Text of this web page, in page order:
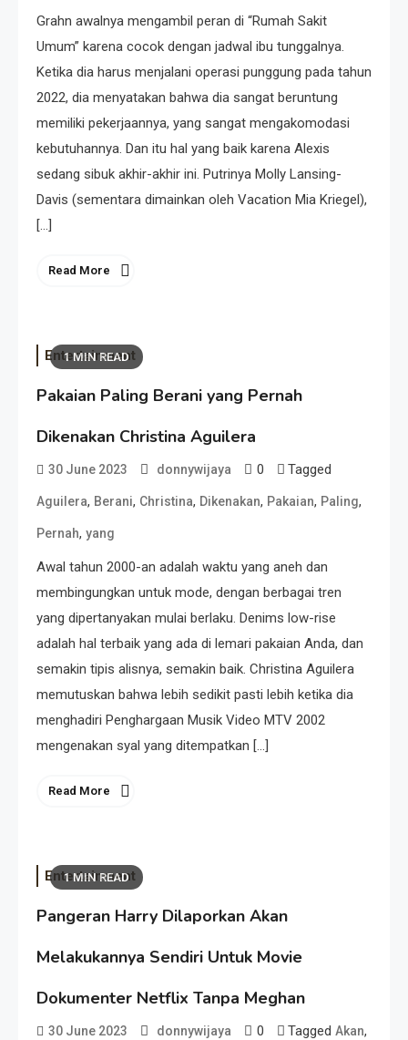
Grahn awalnya mengambil peran di “Rumah Sakit
Umum” karena cocok dengan jadwal ibu tunggalnya.
Ketika dia harus menjalani operasi punggung pada tahun
2022, dia menyatakan bahwa dia sangat beruntung
memiliki pekerjaannya, yang sangat mengakomodasi
kebutuhannya. Dan itu hal yang baik karena Alexis
sedang sibuk akhir-akhir ini. Putrinya Molly Lansing-
Davis (sementara dimainkan oleh Vacation Mia Kriegel),
[…]
Read More
1 MIN READ
Entertainment
Pakaian Paling Berani yang Pernah
Dikenakan Christina Aguilera
30 June 2023 donnywijaya 0 Tagged
Aguilera, Berani, Christina, Dikenakan, Pakaian, Paling,
Pernah, yang
Awal tahun 2000-an adalah waktu yang aneh dan
membingungkan untuk mode, dengan berbagai tren
yang dipertanyakan mulai berlaku. Denims low-rise
adalah hal terbaik yang ada di lemari pakaian Anda, dan
semakin tipis alisnya, semakin baik. Christina Aguilera
memutuskan bahwa lebih sedikit pasti lebih ketika dia
menghadiri Penghargaan Musik Video MTV 2002
mengenakan syal yang ditempatkan […]
Read More
1 MIN READ
Entertainment
Pangeran Harry Dilaporkan Akan
Melakukannya Sendiri Untuk Movie
Dokumenter Netflix Tanpa Meghan
30 June 2023 donnywijaya 0 Tagged Akan,